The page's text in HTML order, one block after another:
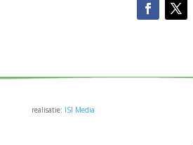
realisatie: ISI Media